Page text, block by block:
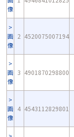
像
画
像
2 4520075007194
画
像
3 4901870298800
画
像
4 4543112829801